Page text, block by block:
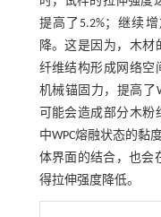
提高了5.2%；继续
降。这是因为，木材
纤维结构形成网络空
机械锚固力，提高了
可能会造成部分木
中WPC熔融状态的黏
体界面的结合，也会
得拉伸强度降低。